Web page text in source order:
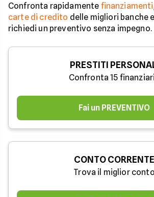
Confronta rapidamente finanziamenti
carte di credito delle migliori banche
richiedi un preventivo senza impegno.
PRESTITI
Confronta 15
Fai un PREVENTIVO
CONTO CORRENTE
Trova il miglior conto